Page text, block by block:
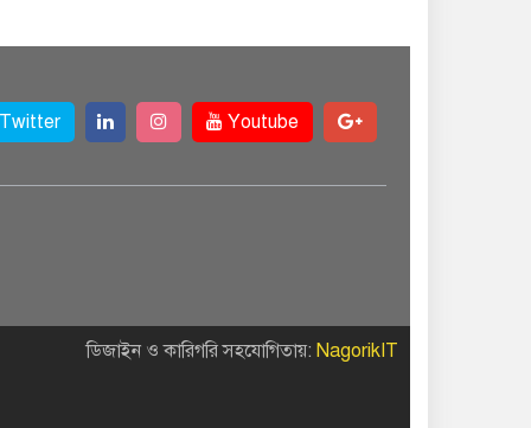
Twitter Youtube
ডিজাইন ও কারিগরি সহযোগিতায়: NagorikIT